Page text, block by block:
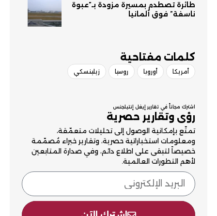
طائرة تصطدم بمسيرة مزودة بـ”عبوة
ناسفة” فوق ألمانيا
كلمات مفتاحية​
أمريكا أوروبا روسيا زيلينسكي
اشترك مجاناً في تقارير إيغل إنتيلجنس
رؤى وتقارير حصرية
تمتّع بإمكانية الوصول إلى تحليلات متعمّقة،
ومعلومات استخباراتية حصرية، وتقارير خبراء مُصمّمة
خصيصاً لتبقى على اطلاع دائم، وفي صدارة المتابعين
لأهم التطورات العالمية.